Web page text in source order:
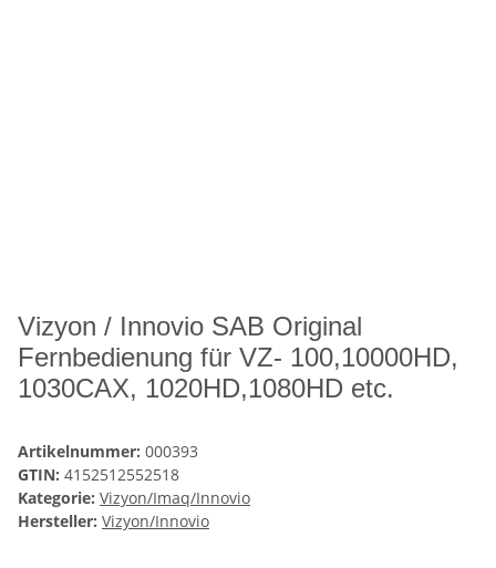
Vizyon / Innovio SAB Original
Fernbedienung für VZ- 100,10000HD,
1030CAX, 1020HD,1080HD etc.
Artikelnummer: 000393
GTIN: 4152512552518
Kategorie: Vizyon/Imaq/Innovio
Hersteller: Vizyon/Innovio